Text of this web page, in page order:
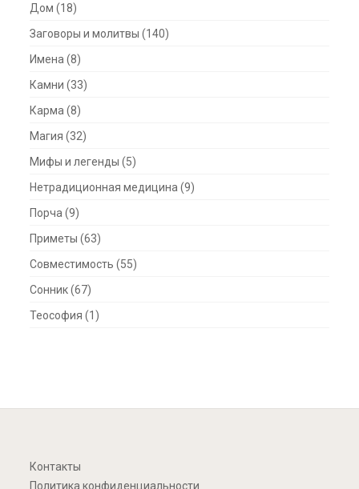
Дом (18)
Заговоры и молитвы (140)
Имена (8)
Камни (33)
Карма (8)
Магия (32)
Мифы и легенды (5)
Нетрадиционная медицина (9)
Порча (9)
Приметы (63)
Совместимость (55)
Сонник(67)
Теософия (1)
Контакты
Политика конфиденциальности